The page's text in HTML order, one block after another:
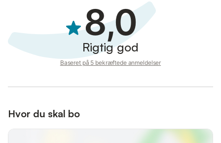
8,0
Rigtig god
Baseret på 5 bekræftede anmeldelser
Hvor du skal bo